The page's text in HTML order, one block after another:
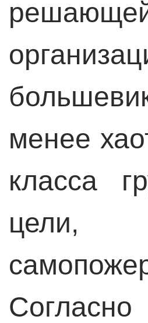
менее
класса
цели,